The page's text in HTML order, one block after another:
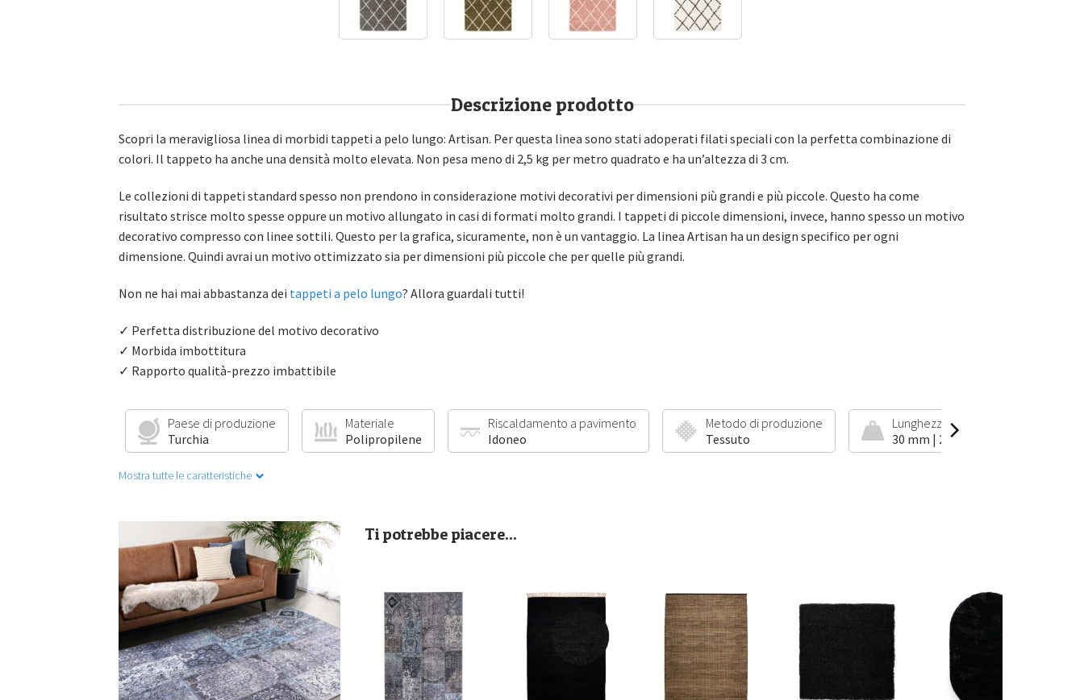
Descrizione prodotto
Scopri la meravigliosa linea di morbidi tappeti a pelo lungo: Artisan. Per questa linea sono stati adoperati filati speciali con la perfetta combinazione di
colori. Il tappeto ha anche una densità molto elevata. Non pesa meno di 2,5 kg per metro quadrato e ha un’altezza di 3 cm.
Le collezioni di tappeti standard spesso non prendono in considerazione motivi decorativi per dimensioni più grandi e più piccole. Questo ha come
risultato strisce molto spesse oppure un motivo allungato in casi di formati molto grandi. I tappeti di piccole dimensioni, invece, hanno spesso un motivo
decorativo compresso con linee sottili. Questo per la grafica, sicuramente, non è un vantaggio. La linea Artisan ha un design specifico per ogni
dimensione. Quindi avrai un motivo ottimizzato sia per dimensioni più piccole che per quelle più grandi.
Non ne hai mai abbastanza dei tappeti a pelo lungo? Allora guardali tutti!
✓ Perfetta distribuzione del motivo decorativo
✓ Morbida imbottitura
✓ Rapporto qualità-prezzo imbattibile
Paese di produzione
Turchia
Materiale
Polipropilene
Riscaldamento a pavimento
Idoneo
Metodo di produzione
Tessuto
Lunghezza del pelo e peso
30 mm | 2500 g/m²
Mostra tutte le caratteristiche
Ti potrebbe piacere...